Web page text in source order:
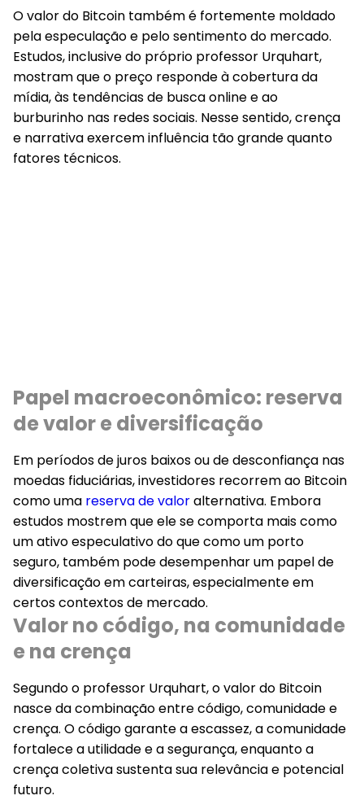
O valor do Bitcoin também é fortemente moldado
pela especulação e pelo sentimento do mercado.
Estudos, inclusive do próprio professor Urquhart,
mostram que o preço responde à cobertura da
mídia, às tendências de busca online e ao
burburinho nas redes sociais. Nesse sentido, crença
e narrativa exercem influência tão grande quanto
fatores técnicos.
Papel macroeconômico: reserva
de valor e diversificação
Em períodos de juros baixos ou de desconfiança nas
moedas fiduciárias, investidores recorrem ao Bitcoin
como uma reserva de valoralternativa. Embora
estudos mostrem que ele se comporta mais como
um ativo especulativo do que como um porto
seguro, também pode desempenhar um papel de
diversificação em carteiras, especialmente em
certos contextos de mercado.
Valor no código, na comunidade
e na crença
Segundo o professor Urquhart, o valor do Bitcoin
nasce da combinação entre código, comunidade e
crença. O código garante a escassez, a comunidade
fortalece a utilidade e a segurança, enquanto a
crença coletiva sustenta sua relevância e potencial
futuro.